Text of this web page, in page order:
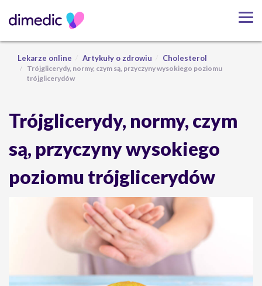
Lekarze online Artykuły o zdrowiu Cholesterol
Trójglicerydy, normy, czym są, przyczyny wysokiego poziomu
trójglicerydów
Trójglicerydy, normy, czym
są, przyczyny wysokiego
poziomu trójglicerydów